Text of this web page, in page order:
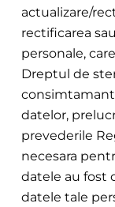
actualizare/
rectificarea
personale,
Dreptul de
datelor,
prevederile
necesara
datele au fost
datele tale